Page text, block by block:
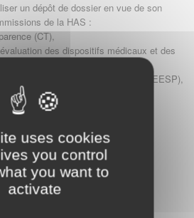
uses cookies
you control
you want to
activate
un dépôt de dossier en vue de son
de la HAS :
(CT),
des dispositifs médicaux et des
et de santé publique (CEESP),
vaccinations (CTV)
: DM, DM-DIV, actes)
un produit de santé
inscription